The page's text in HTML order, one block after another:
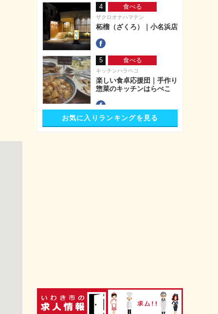
4 食べる
ザクロオナハマテン
柘榴（ざくろ）｜小名浜店
5 食べる
キッチンハラペコ
楽しい食卓応援団｜手作り
惣菜のキッチンはらぺこ
お気に入りランキングを見る